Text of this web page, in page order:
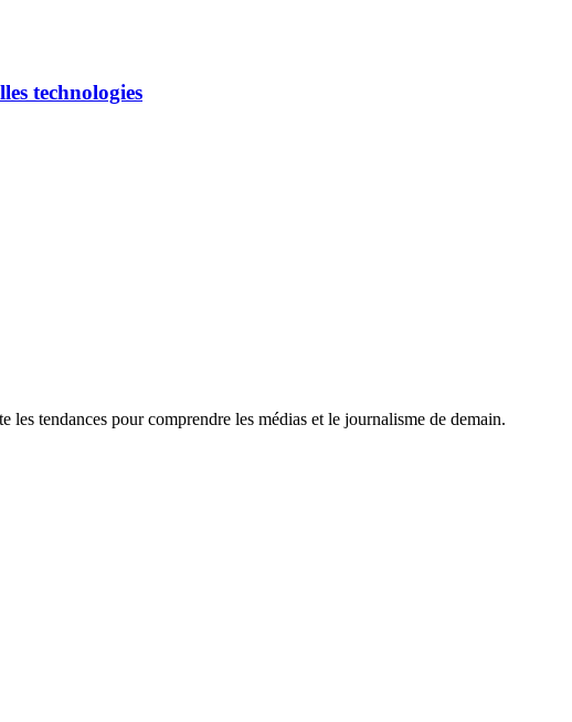
technologies
tendances pour comprendre les médias et le journalisme de demain.